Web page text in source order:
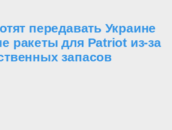
передавать Украине
ракеты для Patriot из-за
запасов